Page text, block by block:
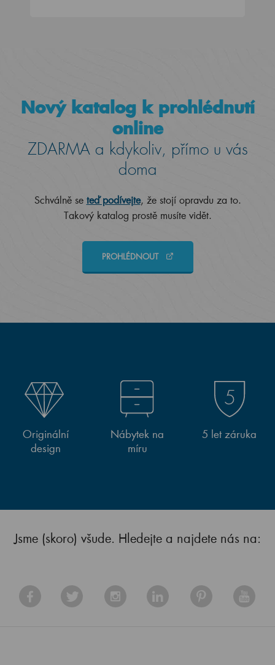
Nový katalog k prohlédnutí
online
ZDARMA a kdykoliv, přímo u vás
doma
Schválně se teď podívejte, že stojí opravdu za to.
Takový katalog prostě musíte vidět.
PROHLÉDNOUT
Originální
design
Nábytek na
míru
5 let záruka
Jsme (skoro) všude. Hledejte a najdete nás na: